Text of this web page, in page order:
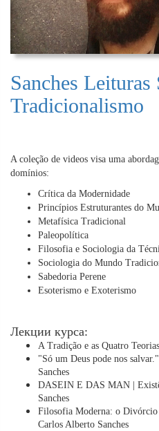
Sanches
Tradicionalismo
A coleção de videos visa uma
domínios:
Crítica da Modernidade
Princípios Estruturantes do
Metafísica Tradicional
Paleopolítica
Filosofia e Sociologia da
Sociologia do Mundo
Sabedoria Perene
Esoterismo e Exoterismo
Лекции курса:
A Tradição e as Quatro
"Só um Deus pode nos
Sanches
DASEIN E DAS MAN |
Sanches
Filosofia Moderna: o Divórcio
Carlos Alberto Sanches